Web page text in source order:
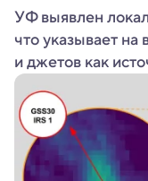
УФ выявлен
что указывает
и джетов как